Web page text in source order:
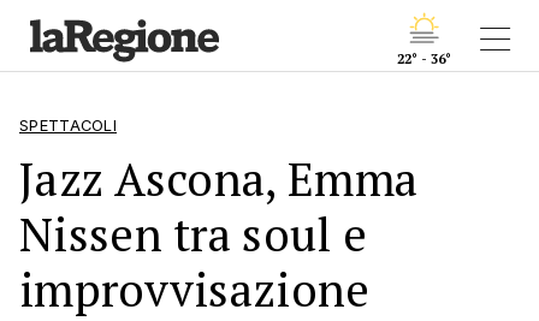
22° - 36°
SPETTACOLI
Jazz Ascona, Emma
Nissen tra soul e
improvvisazione